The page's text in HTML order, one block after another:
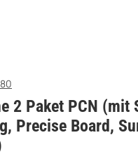
2 Paket PCN (mit
Precise Board,